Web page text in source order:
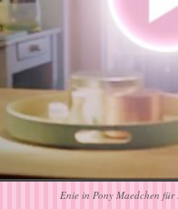
Enie in Pony Maedchen